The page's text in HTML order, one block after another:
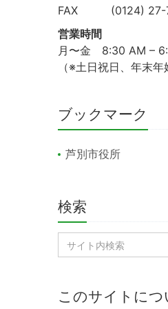
FAX (0124) 27-
営業時間
月〜金 8:30 AM –
（※土日祝日、年末年
ブックマーク
芦別市役所
検索
このサイトにつ